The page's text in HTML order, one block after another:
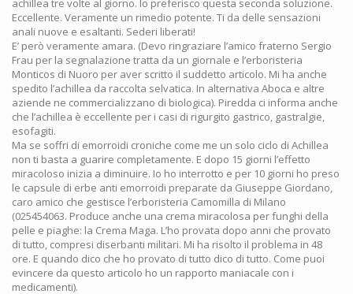
achillea tre volte al giorno. Io preferisco questa seconda soluzione.
Eccellente. Veramente un rimedio potente. Ti da delle sensazioni
anali nuove e esaltanti. Sederi liberati!
E’ però veramente amara. (Devo ringraziare l’amico fraterno Sergio
Frau per la segnalazione tratta da un giornale e l’erboristeria
Monticos di Nuoro per aver scritto il suddetto articolo. Mi ha anche
spedito l’achillea da raccolta selvatica. In alternativa Aboca e altre
aziende ne commercializzano di biologica). Piredda ci informa anche
che l’achillea è eccellente per i casi di rigurgito gastrico, gastralgie,
esofagiti.
Ma se soffri di emorroidi croniche come me un solo ciclo di Achillea
non ti basta a guarire completamente. E dopo 15 giorni l’effetto
miracoloso inizia a diminuire. Io ho interrotto e per 10 giorni ho preso
le capsule di erbe anti emorroidi preparate da Giuseppe Giordano,
caro amico che gestisce l’erboristeria Camomilla di Milano
(025454063. Produce anche una crema miracolosa per funghi della
pelle e piaghe: la Crema Maga. L’ho provata dopo anni che provato
di tutto, compresi diserbanti militari. Mi ha risolto il problema in 48
ore. E quando dico che ho provato di tutto dico di tutto. Come puoi
evincere da questo articolo ho un rapporto maniacale con i
medicamenti).